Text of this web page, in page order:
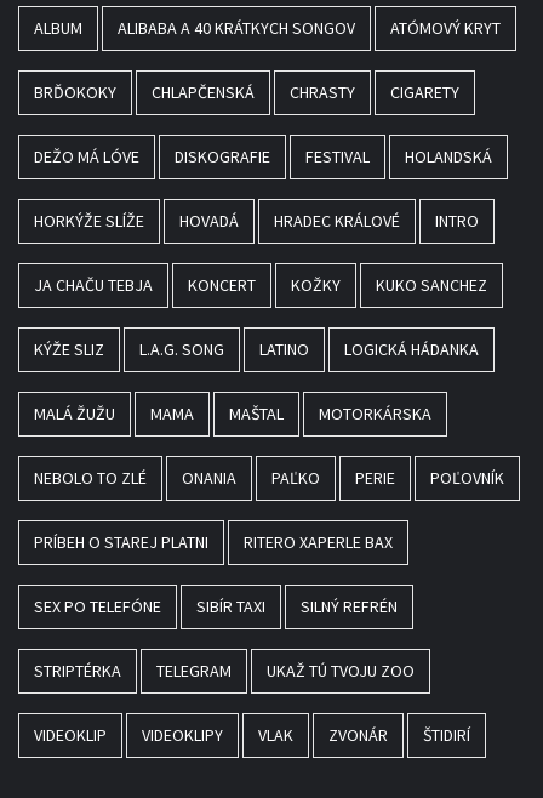
ALBUM ALIBABA A 40 KRÁTKYCH SONGOV ATÓMOVÝ KRYT
BRĎOKOKY CHLAPČENSKÁ CHRASTY CIGARETY
DEŽO MÁ LÓVE DISKOGRAFIE FESTIVAL HOLANDSKÁ
HORKÝŽE SLÍŽE HOVADÁ HRADEC KRÁLOVÉ INTRO
JA CHAČU TEBJA KONCERT KOŽKY KUKO SANCHEZ
KÝŽE SLIZ L.A.G. SONG LATINO LOGICKÁ HÁDANKA
MALÁ ŽUŽU MAMA MAŠTAL MOTORKÁRSKA
NEBOLO TO ZLÉ ONANIA PAĽKO PERIE POĽOVNÍK
PRÍBEH O STAREJ PLATNI RITERO XAPERLE BAX
SEX PO TELEFÓNE SIBÍR TAXI SILNÝ REFRÉN
STRIPTÉRKA TELEGRAM UKAŽ TÚ TVOJU ZOO
VIDEOKLIP VIDEOKLIPY VLAK ZVONÁR ŠTIDIRÍ